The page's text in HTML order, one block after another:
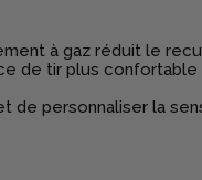
à gaz réduit le
de tir plus
de personnaliser la